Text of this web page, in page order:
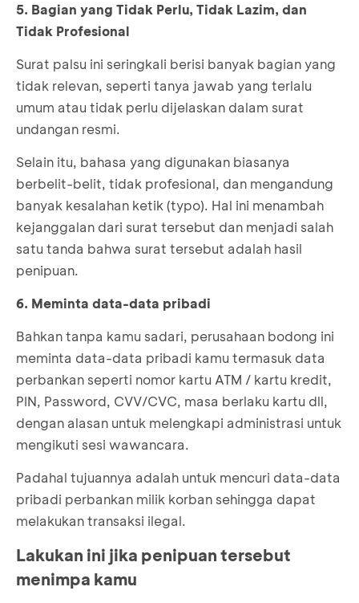
5. Bagian yang Tidak Perlu, Tidak Lazim, dan
Tidak Profesional
Surat palsu ini seringkali berisi banyak bagian yang
tidak relevan, seperti tanya jawab yang terlalu
umum atau tidak perlu dijelaskan dalam surat
undangan resmi.
Selain itu, bahasa yang digunakan biasanya
berbelit-belit, tidak profesional, dan mengandung
banyak kesalahan ketik (typo). Hal ini menambah
kejanggalan dari surat tersebut dan menjadi salah
satu tanda bahwa surat tersebut adalah hasil
penipuan.
6. Meminta data-data pribadi
Bahkan tanpa kamu sadari, perusahaan bodong ini
meminta data-data pribadi kamu termasuk data
perbankan seperti nomor kartu ATM / kartu kredit,
PIN, Password, CVV/CVC, masa berlaku kartu dll,
dengan alasan untuk melengkapi administrasi untuk
mengikuti sesi wawancara.
Padahal tujuannya adalah untuk mencuri data-data
pribadi perbankan milik korban sehingga dapat
melakukan transaksi ilegal.
Lakukan ini jika penipuan tersebut
menimpa kamu